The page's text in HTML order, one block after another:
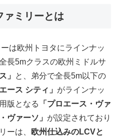
ァミリーとは
は欧州トヨタにラインナッ
長5mクラスの欧州ミドルサ
」
と、弟分で全長5m以下の
ース シティ」 がラインナッ
版となる
「プロエース・ヴァ
ヴァーソ」 が設定されており
ーは、
欧州仕込みのLCVと